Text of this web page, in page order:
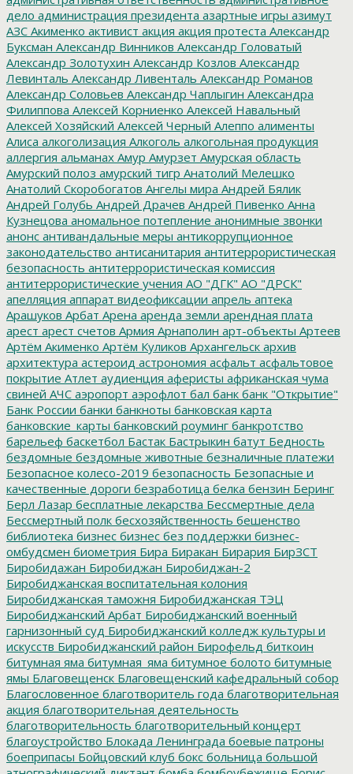
дело администрация президента азартные игры азимут
АЗС Акименко активист акция акция протеста Александр
Буксман Александр Винников Александр Головатый
Александр Золотухин Александр Козлов Александр
Левинталь Александр Ливенталь Александр Романов
Александр Соловьев Александр Чаплыгин Александра
Филиппова Алексей Корниенко Алексей Навальный
Алексей Хозяйский Алексей Черный Алеппо алименты
Алиса алкоголизация Алкоголь алкогольная продукция
аллергия альманах Амур Амурзет Амурская область
Амурский полоз амурский тигр Анатолий Мелешко
Анатолий Скоробогатов Ангелы мира Андрей Бялик
Андрей Голубь Андрей Драчев Андрей Пивенко Анна
Кузнецова аномальное потепление анонимные звонки
анонс антивандальные меры антикоррупционное
законодательство антисанитария антитеррористическая
безопасность антитеррористическая комиссия
антитеррористические учения АО "ДГК" АО "ДРСК"
апелляция аппарат видеофиксации апрель аптека
Арашуков Арбат Арена аренда земли арендная плата
арест арест счетов Армия Арнаполин арт-объекты Артеев
Артём Акименко Артём Куликов Архангельск архив
архитектура астероид астрономия асфальт асфальтовое
покрытие Атлет аудиенция аферисты африканская чума
свиней АЧС аэропорт аэрофлот бал банк банк "Открытие"
Банк России банки банкноты банковская карта
банковские_карты банковский роуминг банкротство
барельеф баскетбол Бастак Бастрыкин батут Бедность
бездомные бездомные животные безналичные платежи
Безопасное колесо-2019 безопасность Безопасные и
качественные дороги безработица белка бензин Беринг
Берл Лазар бесплатные лекарства Бессмертные дела
Бессмертный полк бесхозяйственность бешенство
библиотека бизнес бизнес без поддержки бизнес-
омбудсмен биометрия Бира Биракан Бирария БирЗСТ
Биробидажан Биробиджан Биробиджан-2
Биробиджанская воспитательная колония
Биробиджанская таможня Биробиджанская ТЭЦ
Биробиджанский Арбат Биробиджанский военный
гарнизонный суд Биробиджанский колледж культуры и
искусств Биробиджанский район Бирофельд биткоин
битумная яма битумная_яма битумное болото битумные
ямы Благовещенск Благовещенский кафедральный собор
Благословенное благотворитель года благотворительная
акция благотворительная деятельность
благотворительность благотворительный концерт
благоустройство Блокада Ленинграда боевые патроны
боеприпасы Бойцовский клуб бокс больница большой